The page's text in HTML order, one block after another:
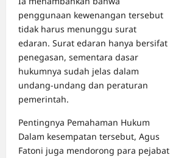
penggunaan kewenangan tersebut
tidak harus menunggu surat
edaran. Surat edaran hanya bersifat
penegasan, sementara dasar
hukumnya sudah jelas dalam
undang-undang dan peraturan
pemerintah.
Pentingnya Pemahaman Hukum
Dalam kesempatan tersebut, Agus
Fatoni juga mendorong para pejabat